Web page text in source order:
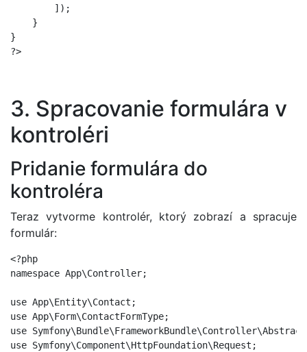
        ]);
    }
}
3. Spracovanie formulára v
kontroléri
Pridanie formulára do
kontroléra
Teraz vytvorme kontrolér, ktorý zobrazí a spracuje
formulár:
<?php
namespace App\Controller;
use App\Entity\Contact;
use App\Form\ContactFormType;
use
use Symfony\Component\HttpFoundation\Request;